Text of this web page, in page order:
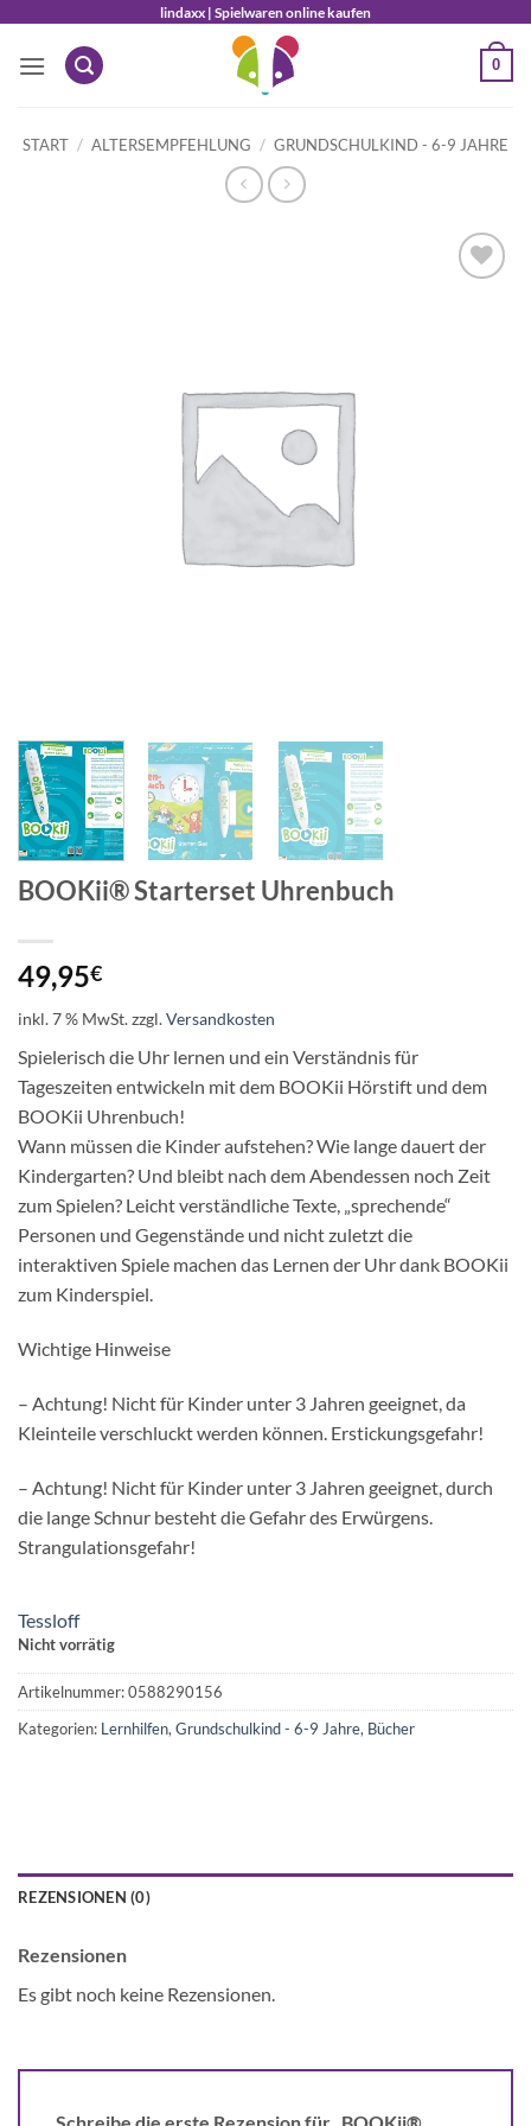
springen
lindaxx | Spielwaren online kaufen
0
START / ALTERSEMPFEHLUNG / GRUNDSCHULKIND - 6-9 JAHRE
BOOKii® Starterset Uhrenbuch
49,95€
inkl. 7 % MwSt.zzgl.Versandkosten
Spielerisch die Uhr lernen und ein Verständnis für
Tageszeiten entwickeln mit dem BOOKii Hörstift und dem
BOOKii Uhrenbuch!
Wann müssen die Kinder aufstehen? Wie lange dauert der
Kindergarten? Und bleibt nach dem Abendessen noch Zeit
zum Spielen? Leicht verständliche Texte, „sprechende“
Personen und Gegenstände und nicht zuletzt die
interaktiven Spiele machen das Lernen der Uhr dank BOOKii
zum Kinderspiel.
Wichtige Hinweise
– Achtung! Nicht für Kinder unter 3 Jahren geeignet, da
Kleinteile verschluckt werden können. Erstickungsgefahr!
– Achtung! Nicht für Kinder unter 3 Jahren geeignet, durch
die lange Schnur besteht die Gefahr des Erwürgens.
Strangulationsgefahr!
Tessloff
Nicht vorrätig
Artikelnummer:0588290156
Kategorien: Lernhilfen, Grundschulkind - 6-9 Jahre, Bücher
REZENSIONEN (0)
Rezensionen
Es gibt noch keine Rezensionen.